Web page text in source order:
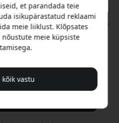
EUR
et parandada teie
isikupärastatud reklaami
meie liiklust. Klõpsates
meie küpsiste
kõik vastu